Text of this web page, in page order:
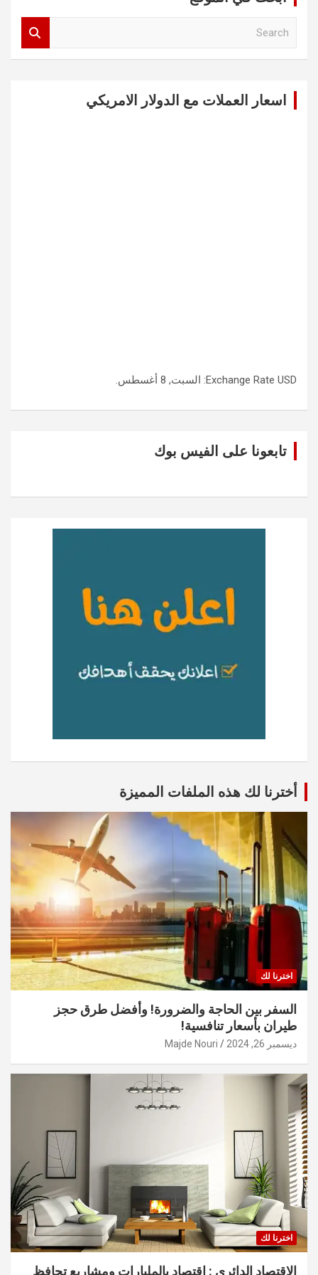
اسعار العملات مع الدولار الامريكي
Exchange Rate USD : السبت, 8 أغسطس.
تابعونا على الفيس بوك
أخترنا لك هذه الملفات المميزة
اخترنا لك
السفر بين الحاجة والضرورة! وأفضل طرق حجز
طيران بأسعار تنافسية!
ديسمبر 26, 2024 Majde Nouri
اخترنا لك
الاقتصاد الدائري : اقتصاد بالمليارات ومشاريع تحافظ